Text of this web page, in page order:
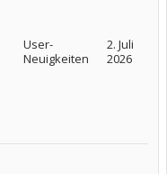
User-
Neuigkeiten
2. Juli
2026